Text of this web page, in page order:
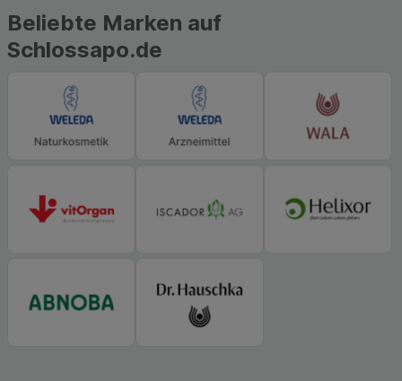
Beliebte Marken auf
Schlossapo.de